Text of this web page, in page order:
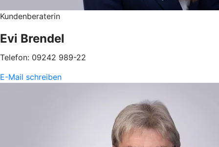
Kundenberaterin
Evi Brendel
Telefon: 09242 989-22
E-Mail schreiben